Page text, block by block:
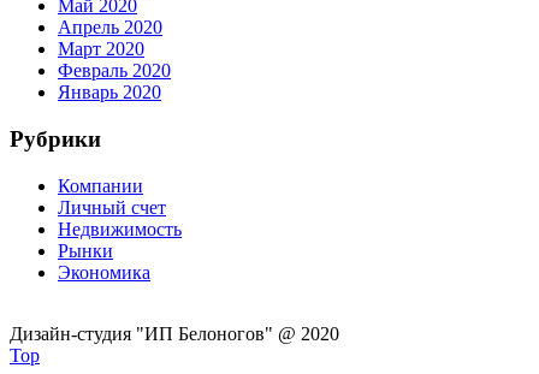
Май 2020
Апрель 2020
Март 2020
Февраль 2020
Январь 2020
Рубрики
Компании
Личный счет
Недвижимость
Рынки
Экономика
Дизайн-студия "ИП Белоногов" @ 2020
Top